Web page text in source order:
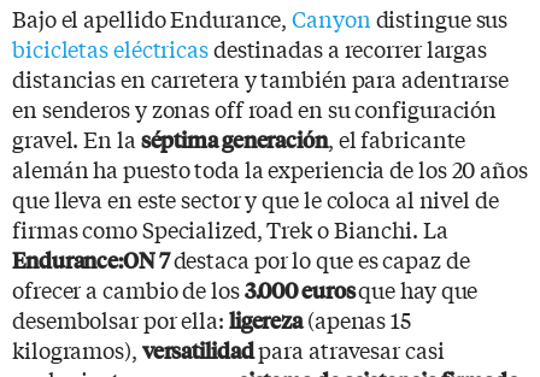
Bajo el apellido Endurance,Canyondistingue sus
bicicletas eléctricasdestinadas a recorrer largas
distancias en carretera y también para adentrarse
en senderos y zonas off road en su configuración
gravel. En la séptima generación, el fabricante
alemán ha puesto toda la experiencia de los 20 años
que lleva en este sector y que le coloca al nivel de
firmas como Specialized, Trek o Bianchi. La
Endurance:ON7destaca por lo que es capaz de
ofrecer a cambio de los3.000 eurosque hay que
desembolsar por ella: ligereza(apenas 15
kilogramos), versatilidadpara atravesar casi